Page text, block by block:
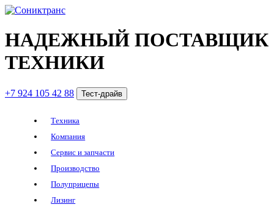
НАДЕЖНЫЙ ПОСТАВЩИК
ТЕХНИКИ
+7 924 105 42 88 Тест-драйв
Техника
Компания
Сервис и запчасти
Производство
Полуприцепы
Лизинг